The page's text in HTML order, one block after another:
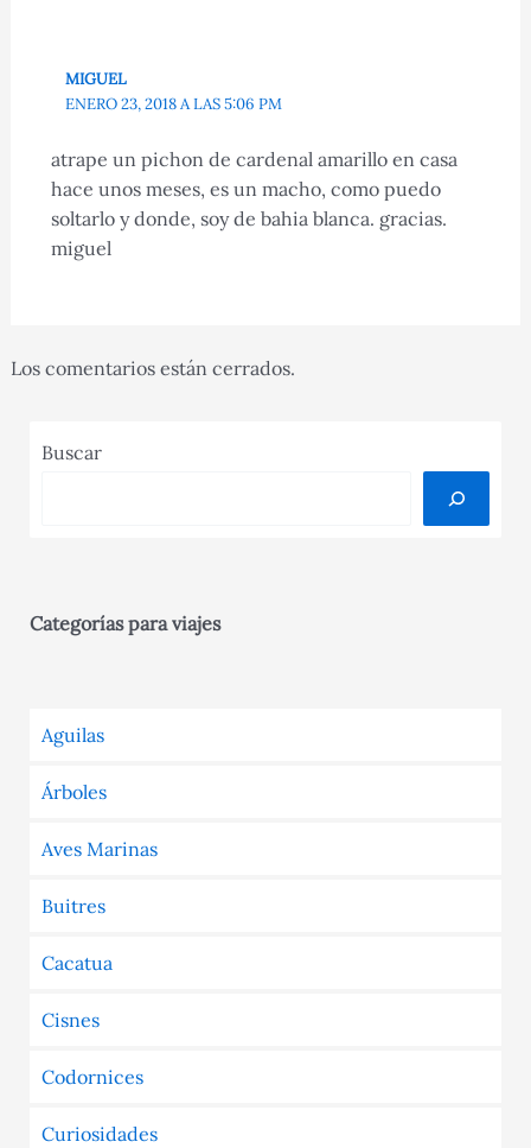
MIGUEL
ENERO 23, 2018 A LAS 5:06 PM
atrape un pichon de cardenal amarillo en casa
hace unos meses, es un macho, como puedo
soltarlo y donde, soy de bahia blanca. gracias.
miguel
Los comentarios están cerrados.
Buscar
Categorías para viajes
Aguilas
Árboles
Aves Marinas
Buitres
Cacatua
Cisnes
Codornices
Curiosidades